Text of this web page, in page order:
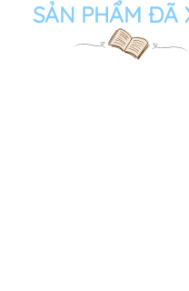
SẢN PHẨM ĐÃ